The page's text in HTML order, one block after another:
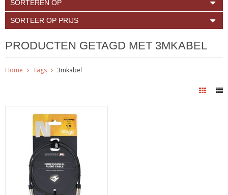
SORTEREN OP
SORTEER OP PRIJS
PRODUCTEN GETAGD MET 3MKABEL
Home Tags 3mkabel